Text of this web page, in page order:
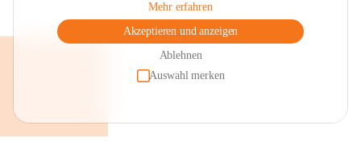
Mehr erfahren
Akzeptieren und anzeigen
Ablehnen
Auswahl merken